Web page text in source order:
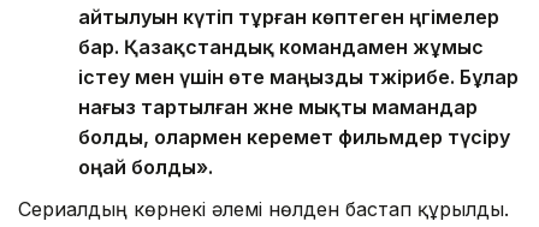
айтылуын күтіп тұрған көптеген әңгімелер
бар. Қазақстандық командамен жұмыс
істеу мен үшін өте маңызды тәжірибе. Бұлар
нағыз тартылған және мықты мамандар
болды, олармен керемет фильмдер түсіру
оңай болды».
Сериалдың көрнекі әлемі нөлден бастап құрылды.